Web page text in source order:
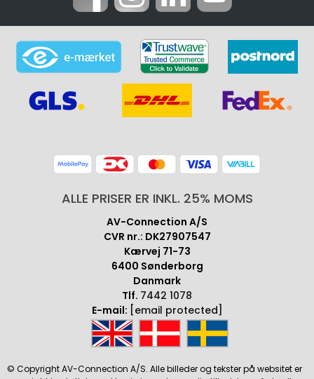
ALLE PRISER ER INKL. 25% MOMS
AV-Connection A/S
CVR nr.: DK27907547
Kærvej 71-73
6400 Sønderborg
Danmark
Tlf. 7442 1078
E-mail: [email protected]
© Copyright AV-Connection A/S. Alle billeder og tekster på websitet er